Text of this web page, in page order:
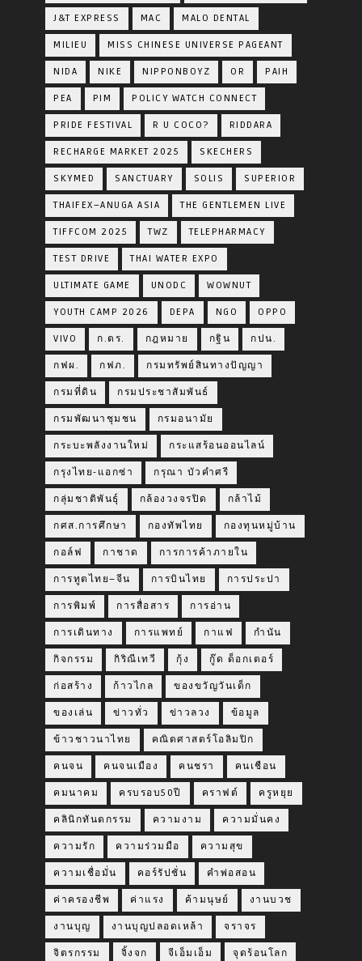
J&T EXPRESS MAC MALO DENTAL
MILIEU MISS CHINESE UNIVERSE PAGEANT
NIDA NIKE NIPPONBOYZ OR PAIH
PEA PIM POLICY WATCH CONNECT
PRIDE FESTIVAL R U COCO? RIDDARA
RECHARGE MARKET 2025 SKECHERS
SKYMED SANCTUARY SOLIS SUPERIOR
THAIFEX–ANUGA ASIA THE GENTLEMEN LIVE
TIFFCOM 2025 TWZ TELEPHARMACY
TEST DRIVE THAI WATER EXPO
ULTIMATE GAME UNODC WOWNUT
YOUTH CAMP 2026 DEPA NGO OPPO
VIVO ก.ตร. กฎหมาย กฐิน กปน.
กฟผ. กฟภ. กรมทรัพย์สินทางปัญญา
กรมที่ดิน กรมประชาสัมพันธ์
กรมพัฒนาชุมชน กรมอนามัย
กระบะพลังงานใหม่ กระแสร้อนออนไลน์
กรุงไทย-แอกซ่า กรุณา บัวคำศรี
กลุ่มชาติพันธุ์ กล้องวงจรปิด กล้าไม้
กศส.การศึกษา กองทัพไทย กองทุนหมู่บ้าน
กอล์ฟ กาชาด การการค้าภายใน
การทูตไทย–จีน การบินไทย การประปา
การพิมพ์ การสื่อสาร การอ่าน
การเดินทาง การแพทย์ กาแฟ กำนัน
กิจกรรม กิริณีเทวี กุ้ง กู๊ด ด็อกเตอร์
ก่อสร้าง ก้าวไกล ของขวัญวันเด็ก
ของเล่น ข่าวทั่ว ข่าวลวง ข้อมูล
ข้าวชาวนาไทย คณิตศาสตร์โอลิมปิก
คนจน คนจนเมือง คนชรา คนเชือน
คมนาคม ครบรอบ50ปี คราฟต์ ครูหยุย
คลินิกทันตกรรม ความงาม ความมั่นคง
ความรัก ความร่วมมือ ความสุข
ความเชื่อมั่น คอร์รัปชั่น คำพ่อสอน
ค่าครองชีพ ค่าแรง ค้ามนุษย์ งานบวช
งานบุญ งานบุญปลอดเหล้า จราจร
จิตรกรรม จิ้งจก จีเอ็มเอ็ม จุดร้อนโลก